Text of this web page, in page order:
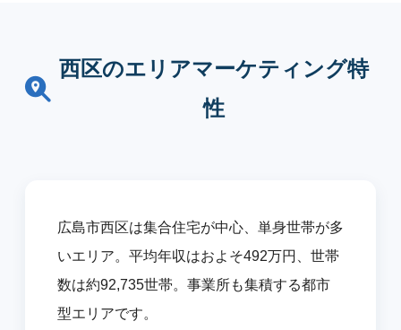
西区のエリアマーケティング特
性
広島市西区は集合住宅が中心、単身世帯が多
いエリア。平均年収はおよそ492万円、世帯
数は約92,735世帯。事業所も集積する都市
型エリアです。